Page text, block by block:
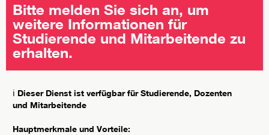
Bitte melden Sie sich an, um
weitere Informationen für
Studierende und Mitarbeitende zu
erhalten.
ℹ️ Dieser Dienst ist verfügbar für Studierende, Dozenten
und Mitarbeitende
Hauptmerkmale und Vorteile: